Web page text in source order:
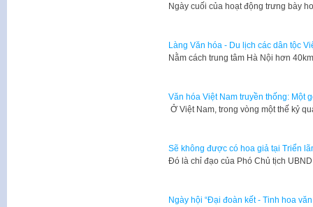
Ngày cuối của hoạt động trưng bày
Làng Văn hóa - Du lịch các dân tộc
Nằm cách trung tâm Hà Nội hơn
Văn hóa Việt Nam truyền thống: Một
Ở Việt Nam, trong vòng một thế kỷ
Sẽ không được có hoa giả tại Triển
Đó là chỉ đạo của Phó Chủ tịch
Ngày hội “Đại đoàn kết - Tinh hoa